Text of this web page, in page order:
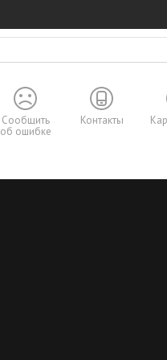
Сообщить
об ошибке
Контакты